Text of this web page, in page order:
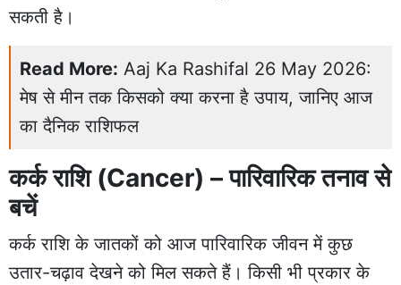
सकती है।
Read More: Aaj Ka Rashifal 26 May 2026:
मेष से मीन तक किसको क्या करना है उपाय, जानिए आज
का दैनिक राशिफल
कर्क राशि (Cancer) – पारिवारिक तनाव से
बचें
कर्क राशि के जातकों को आज पारिवारिक जीवन में कुछ
उतार-चढ़ाव देखने को मिल सकते हैं। किसी भी प्रकार के